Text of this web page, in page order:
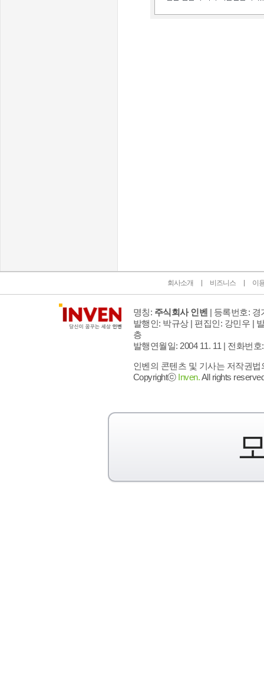
회사소개 비즈니스 이
명칭: 주식회사 인벤 | 등록번호: 경
발행인: 박규상 | 편집인: 강민우 |
층
발행연월일: 2004 11. 11 | 전화번호
인벤의 콘텐츠 및 기사는 저작권
Copyrightⓒ Inven.All rights